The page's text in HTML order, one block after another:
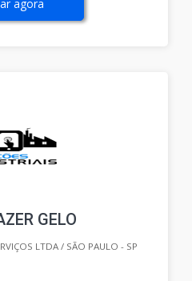
agora
GELO
LTDA / SÃO PAULO - SP